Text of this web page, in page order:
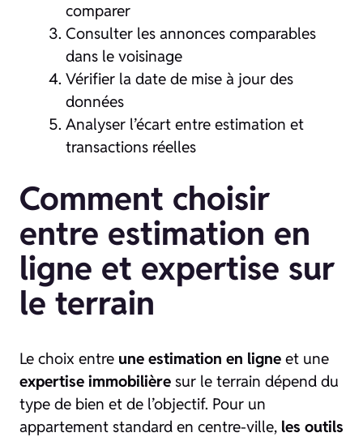
comparer
Consulter les annonces comparables
dans le voisinage
Vérifier la date de mise à jour des
données
Analyser l’écart entre estimation et
transactions réelles
Comment choisir
entre estimation en
ligne et expertise sur
le terrain
Le choix entre une estimation en ligne et une
expertise immobilière sur le terrain dépend du
type de bien et de l’objectif. Pour un
appartement standard en centre-ville, les outils